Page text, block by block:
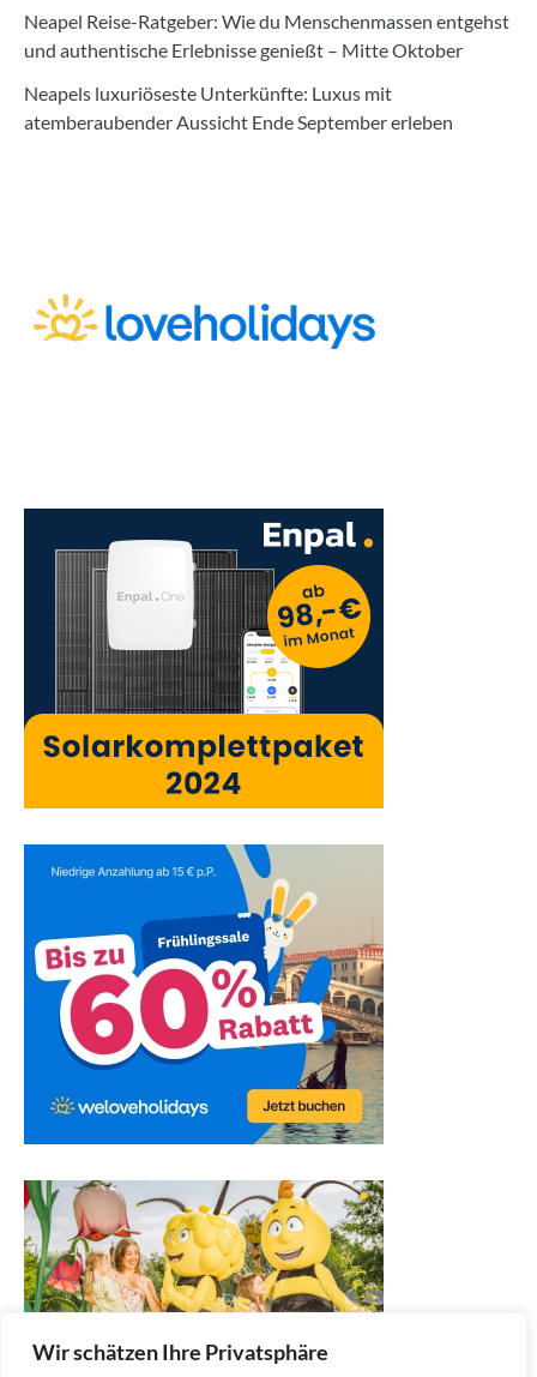
Wir schätzen Ihre Privatsphäre
Neapel Reise-Ratgeber: Wie du Menschenmassen entgehst
und authentische Erlebnisse genießt – Mitte Oktober
Neapels luxuriöseste Unterkünfte: Luxus mit
atemberaubender Aussicht Ende September erleben